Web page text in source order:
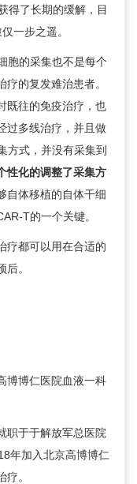
得了长期的缓解，目
一步之遥。
胞的采集也不是每个
的复发难治患者。
既往的免疫治疗，也
过多线治疗，并且做
方式，并没有采集到
性化的调整了采集方
自体移植的自体干细
T的一个关键。
疗都可以用在合适的
。
博博仁医院血液一科
职于于解放军总医院
年加入北京高博博仁
。